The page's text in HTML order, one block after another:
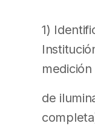
1)
medición
de